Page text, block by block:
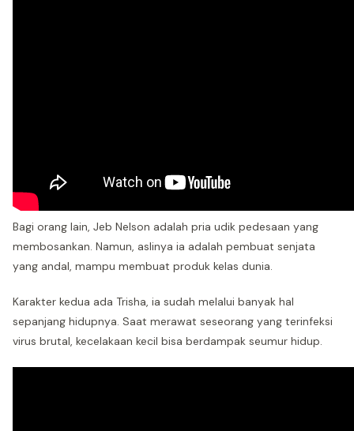
Bagi orang lain, Jeb Nelson adalah pria udik pedesaan yang
membosankan. Namun, aslinya ia adalah pembuat senjata
yang andal, mampu membuat produk kelas dunia.
Karakter kedua ada Trisha, ia sudah melalui banyak hal
sepanjang hidupnya. Saat merawat seseorang yang terinfeksi
virus brutal, kecelakaan kecil bisa berdampak seumur hidup.